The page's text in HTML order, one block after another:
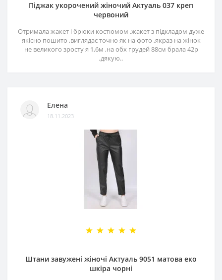
Піджак укорочений жіночий Актуаль 037 креп
червоний
Отримала жакет і брюки костюмом ,жакет з підкладом дуже
якісно пошито ,виглядає точно як на фото ,якраз на жінок
не великого зросту я 1,6м ,на обх грудей 88см брала 42р
,дякую..
Елена
18.11.2023
Штани завужені жіночі Актуаль 9051 матова еко
шкіра чорні